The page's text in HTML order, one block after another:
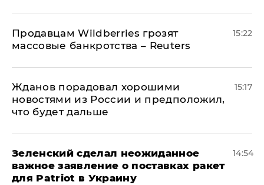
Продавцам Wildberries грозят
массовые банкротства – Reuters
15:22
Жданов порадовал хорошими
новостями из России и предположил,
что будет дальше
15:17
Зеленский сделал неожиданное
важное заявление о поставках ракет
для Patriot в Украину
14:54